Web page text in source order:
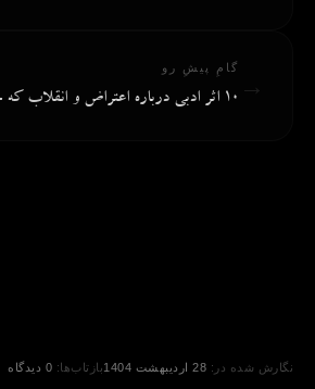
→
گامِ پیشِ رو
۱۰ اثر ادبی درباره اعتراض و انقلاب که جهان را متحول ...
نگارش شده در: 28 اردیبهشت 1404 بازتاب‌ها: 0 دیدگاه